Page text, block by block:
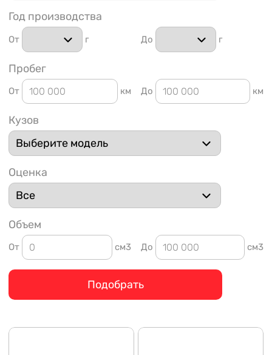
91
Год производства
От г До г
Пробег
От км До км
Кузов
Оценка
Объем
От см3 До см3
Подобрать